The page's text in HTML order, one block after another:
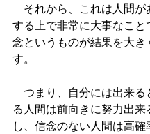
それから、これは人間が
する上で非常に大事なこと
念というものが結果を大き
す。
つまり、自分には出来る
る人間は前向きに努力出来
し、信念のない人間は高